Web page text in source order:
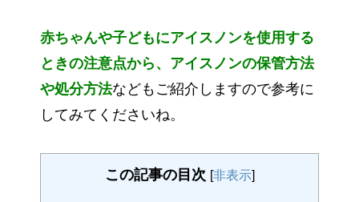
赤ちゃんや子どもにアイスノンを使用する
ときの注意点から、アイスノンの保管方法
や処分方法などもご紹介しますので参考に
してみてくださいね。
この記事の目次 [非表示]